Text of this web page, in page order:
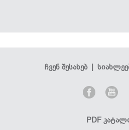
ჩვენ შესახებ|
PDF